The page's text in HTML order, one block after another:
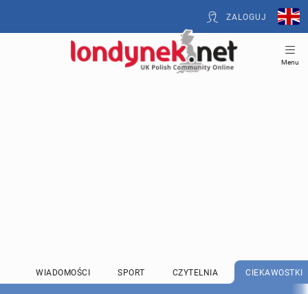
ZALOGUJ
Menu
WIADOMOŚCI SPORT CZYTELNIA CIEKAWOSTKI